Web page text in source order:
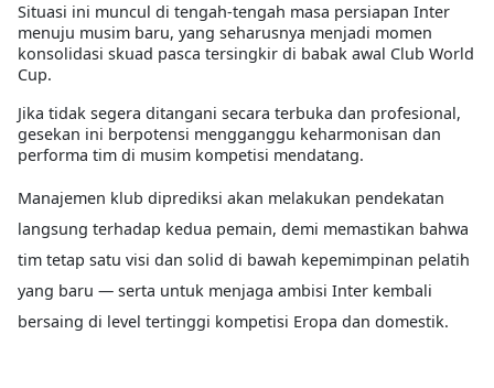
Situasi ini muncul di tengah-tengah masa persiapan Inter
menuju musim baru, yang seharusnya menjadi momen
konsolidasi skuad pasca tersingkir di babak awal Club World
Cup.
Jika tidak segera ditangani secara terbuka dan profesional,
gesekan ini berpotensi mengganggu keharmonisan dan
performa tim di musim kompetisi mendatang.
Manajemen klub diprediksi akan melakukan pendekatan
langsung terhadap kedua pemain, demi memastikan bahwa
tim tetap satu visi dan solid di bawah kepemimpinan pelatih
yang baru — serta untuk menjaga ambisi Inter kembali
bersaing di level tertinggi kompetisi Eropa dan domestik.